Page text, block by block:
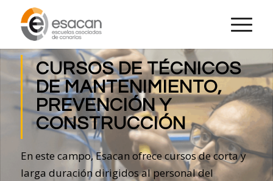
CURSOS DE TÉCNICOS
DE MANTENIMIENTO,
PREVENCIÓN Y
CONSTRUCCIÓN
En este campo, Esacan ofrece cursos de corta y
larga duración dirigidos al personal del